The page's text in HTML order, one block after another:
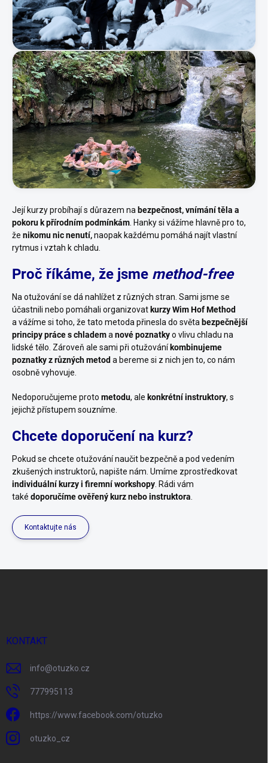
Její kurzy probíhají s důrazem na bezpečnost, vnímání těla a
pokoru k přírodním podmínkám . Hanky si vážíme hlavně pro to,
že nikomu nic nenutí,naopak každému pomáhá najít vlastní
rytmus i vztah k chladu.
Proč říkáme, že jsme method-free
Na otužování se dá nahlížet z různých stran. Sami jsme se
účastnili nebo pomáhali organizovat kurzy Wim Hof Method
a vážíme si toho, že tato metoda přinesla do světa bezpečnější
principy práce s chladema nové poznatkyo vlivu chladu na
lidské tělo. Zároveň ale sami při otužování kombinujeme
poznatky z různých metod a bereme si z nich jen to, co nám
osobně vyhovuje.
Nedoporučujeme proto metodu, ale konkrétní instruktory, s
jejichž přístupem souzníme.
Chcete doporučení na kurz?
Pokud se chcete otužování naučit bezpečně a pod vedením
zkušených instruktorů, napište nám. Umíme zprostředkovat
individuální kurzy i firemní workshopy . Rádi vám
také doporučíme ověřený kurz nebo instruktora
Kontaktujte nás
KONTAKT
info@otuzko.cz
777995113
https://www.facebook.com/otuzko
otuzko_cz